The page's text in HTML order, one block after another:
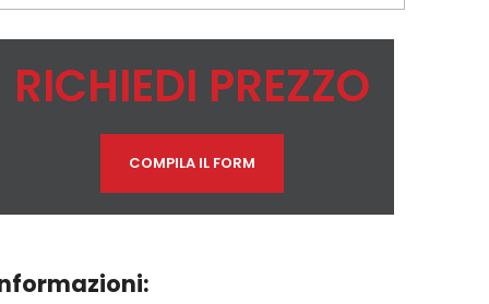
RICHIEDI PREZZO
COMPILA IL FORM